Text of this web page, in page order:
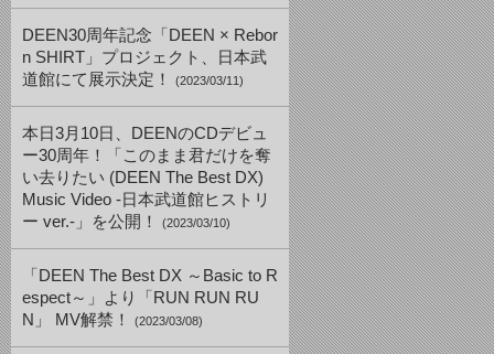
DEEN30周年記念「DEEN × Rebor
n SHIRT」プロジェクト、日本武
道館にて展示決定！
(2023/03/11)
本日3月10日、DEENのCDデビュ
ー30周年！「このまま君だけを奪
い去りたい (DEEN The Best DX)
Music Video -日本武道館ヒストリ
ー ver.-」を公開！
(2023/03/10)
「DEEN The Best DX ～Basic to R
espect～」より「RUN RUN RU
N」 MV解禁！
(2023/03/08)